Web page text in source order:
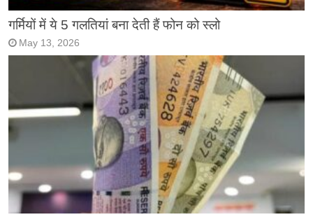
गर्मियों में ये 5 गलतियां बना देती हैं फोन को स्लो
May 13, 2026